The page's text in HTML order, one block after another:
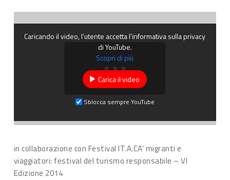
Caricando il video, l’utente accetta l’informativa sulla privacy
di YouTube.
Scopri di più
Carica il video
Sblocca sempre YouTube
in collaborazione con Festival IT.A.CA’ migranti e
viaggiatori: festival del turismo responsabile – VI
Edizione 2014